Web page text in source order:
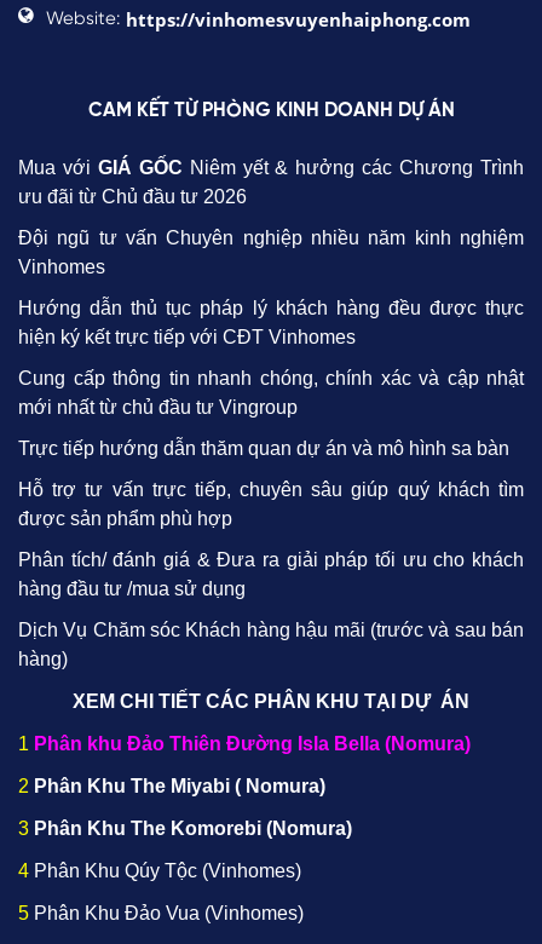
Website: https://vinhomesvuyenhaiphong.com
CAM KẾT TỪ PHÒNG KINH DOANH DỰ ÁN
Mua với GIÁ GỐC Niêm yết & hưởng các Chương Trình
ưu đãi từ Chủ đầu tư 2026
Đội ngũ tư vấn Chuyên nghiệp nhiều năm kinh nghiệm
Vinhomes
Hướng dẫn thủ tục pháp lý khách hàng đều được thực
hiện ký kết trực tiếp với CĐT Vinhomes
Cung cấp thông tin nhanh chóng, chính xác và cập nhật
mới nhất từ chủ đầu tư Vingroup
Trực tiếp hướng dẫn thăm quan dự án và mô hình sa bàn
Hỗ trợ tư vấn trực tiếp, chuyên sâu giúp quý khách tìm
được sản phẩm phù hợp
Phân tích/ đánh giá & Đưa ra giải pháp tối ưu cho khách
hàng đầu tư /mua sử dụng
Dịch Vụ Chăm sóc Khách hàng hậu mãi (trước và sau bán
hàng)
XEM CHI TIẾT CÁC PHÂN KHU TẠI DỰ ÁN
1 Phân khu Đảo Thiên Đường Isla Bella (Nomura)
2 Phân Khu The Miyabi ( Nomura)
3 Phân Khu The Komorebi (Nomura)
4 Phân Khu Qúy Tộc (Vinhomes)
5 Phân Khu Đảo Vua (Vinhomes)